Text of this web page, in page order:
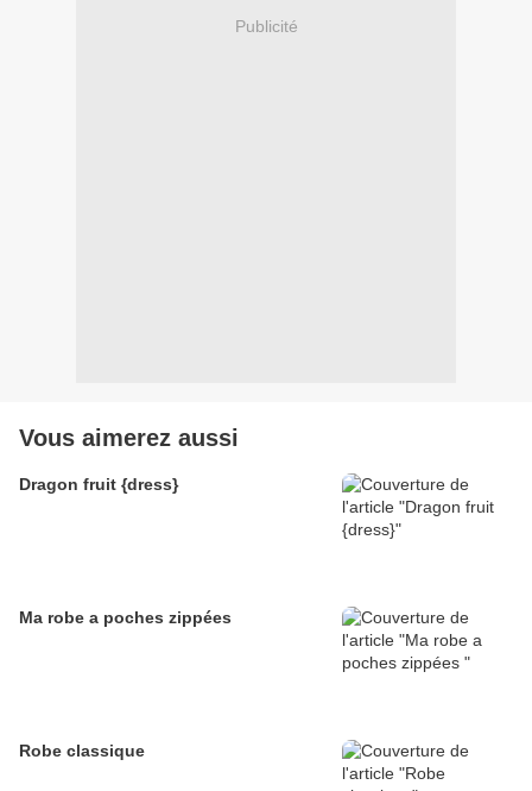
Publicité
Vous aimerez aussi
Dragon fruit {dress}
Ma robe a poches zippées
Robe classique